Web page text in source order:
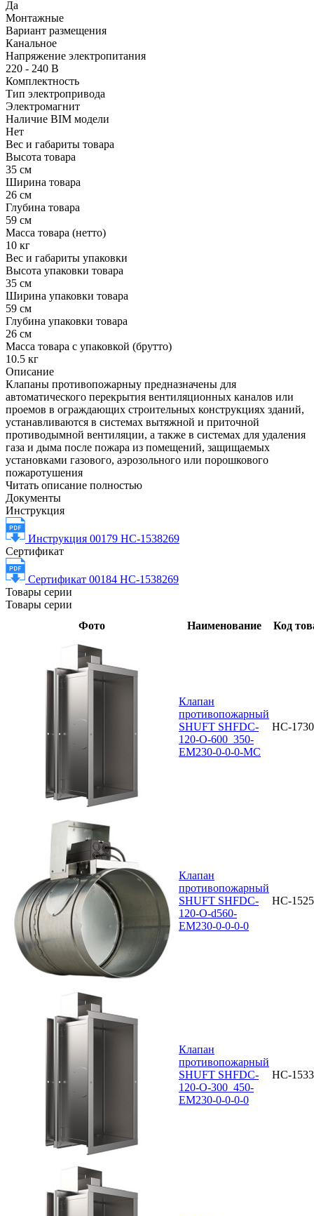
Да
Монтажные
Вариант размещения
Канальное
Напряжение электропитания
220 - 240 В
Комплектность
Тип электропривода
Электромагнит
Наличие BIM модели
Нет
Вес и габариты товара
Высота товара
35 см
Ширина товара
26 см
Глубина товара
59 см
Масса товара (нетто)
10 кг
Вес и габариты упаковки
Высота упаковки товара
35 см
Ширина упаковки товара
59 см
Глубина упаковки товара
26 см
Масса товара с упаковкой (брутто)
10.5 кг
Описание
Клапаны противопожарныу предназначены для
автоматического перекрытия вентиляционных каналов или
проемов в ограждающих строительных конструкциях зданий,
устанавливаются в системах вытяжной и приточной
противодымной вентиляции, а также в системах для удаления
газа и дыма после пожара из помещений, защищаемых
установками газового, аэрозольного или порошкового
пожаротушения
Читать описание полностью
Документы
Инструкция
Инструкция 00179 НС-1538269
Сертификат
Сертификат 00184 НС-1538269
Товары серии
Товары серии
Фото
Наименование Код
Клапан
противопожарный
SHUFT SHFDC-
120-O-600_350-
EM230-0-0-0-MC
НС-
Клапан
противопожарный
SHUFT SHFDC-
120-O-d560-
EM230-0-0-0-0
НС-
Клапан
противопожарный
SHUFT SHFDC-
120-O-300_450-
EM230-0-0-0-0
НС-